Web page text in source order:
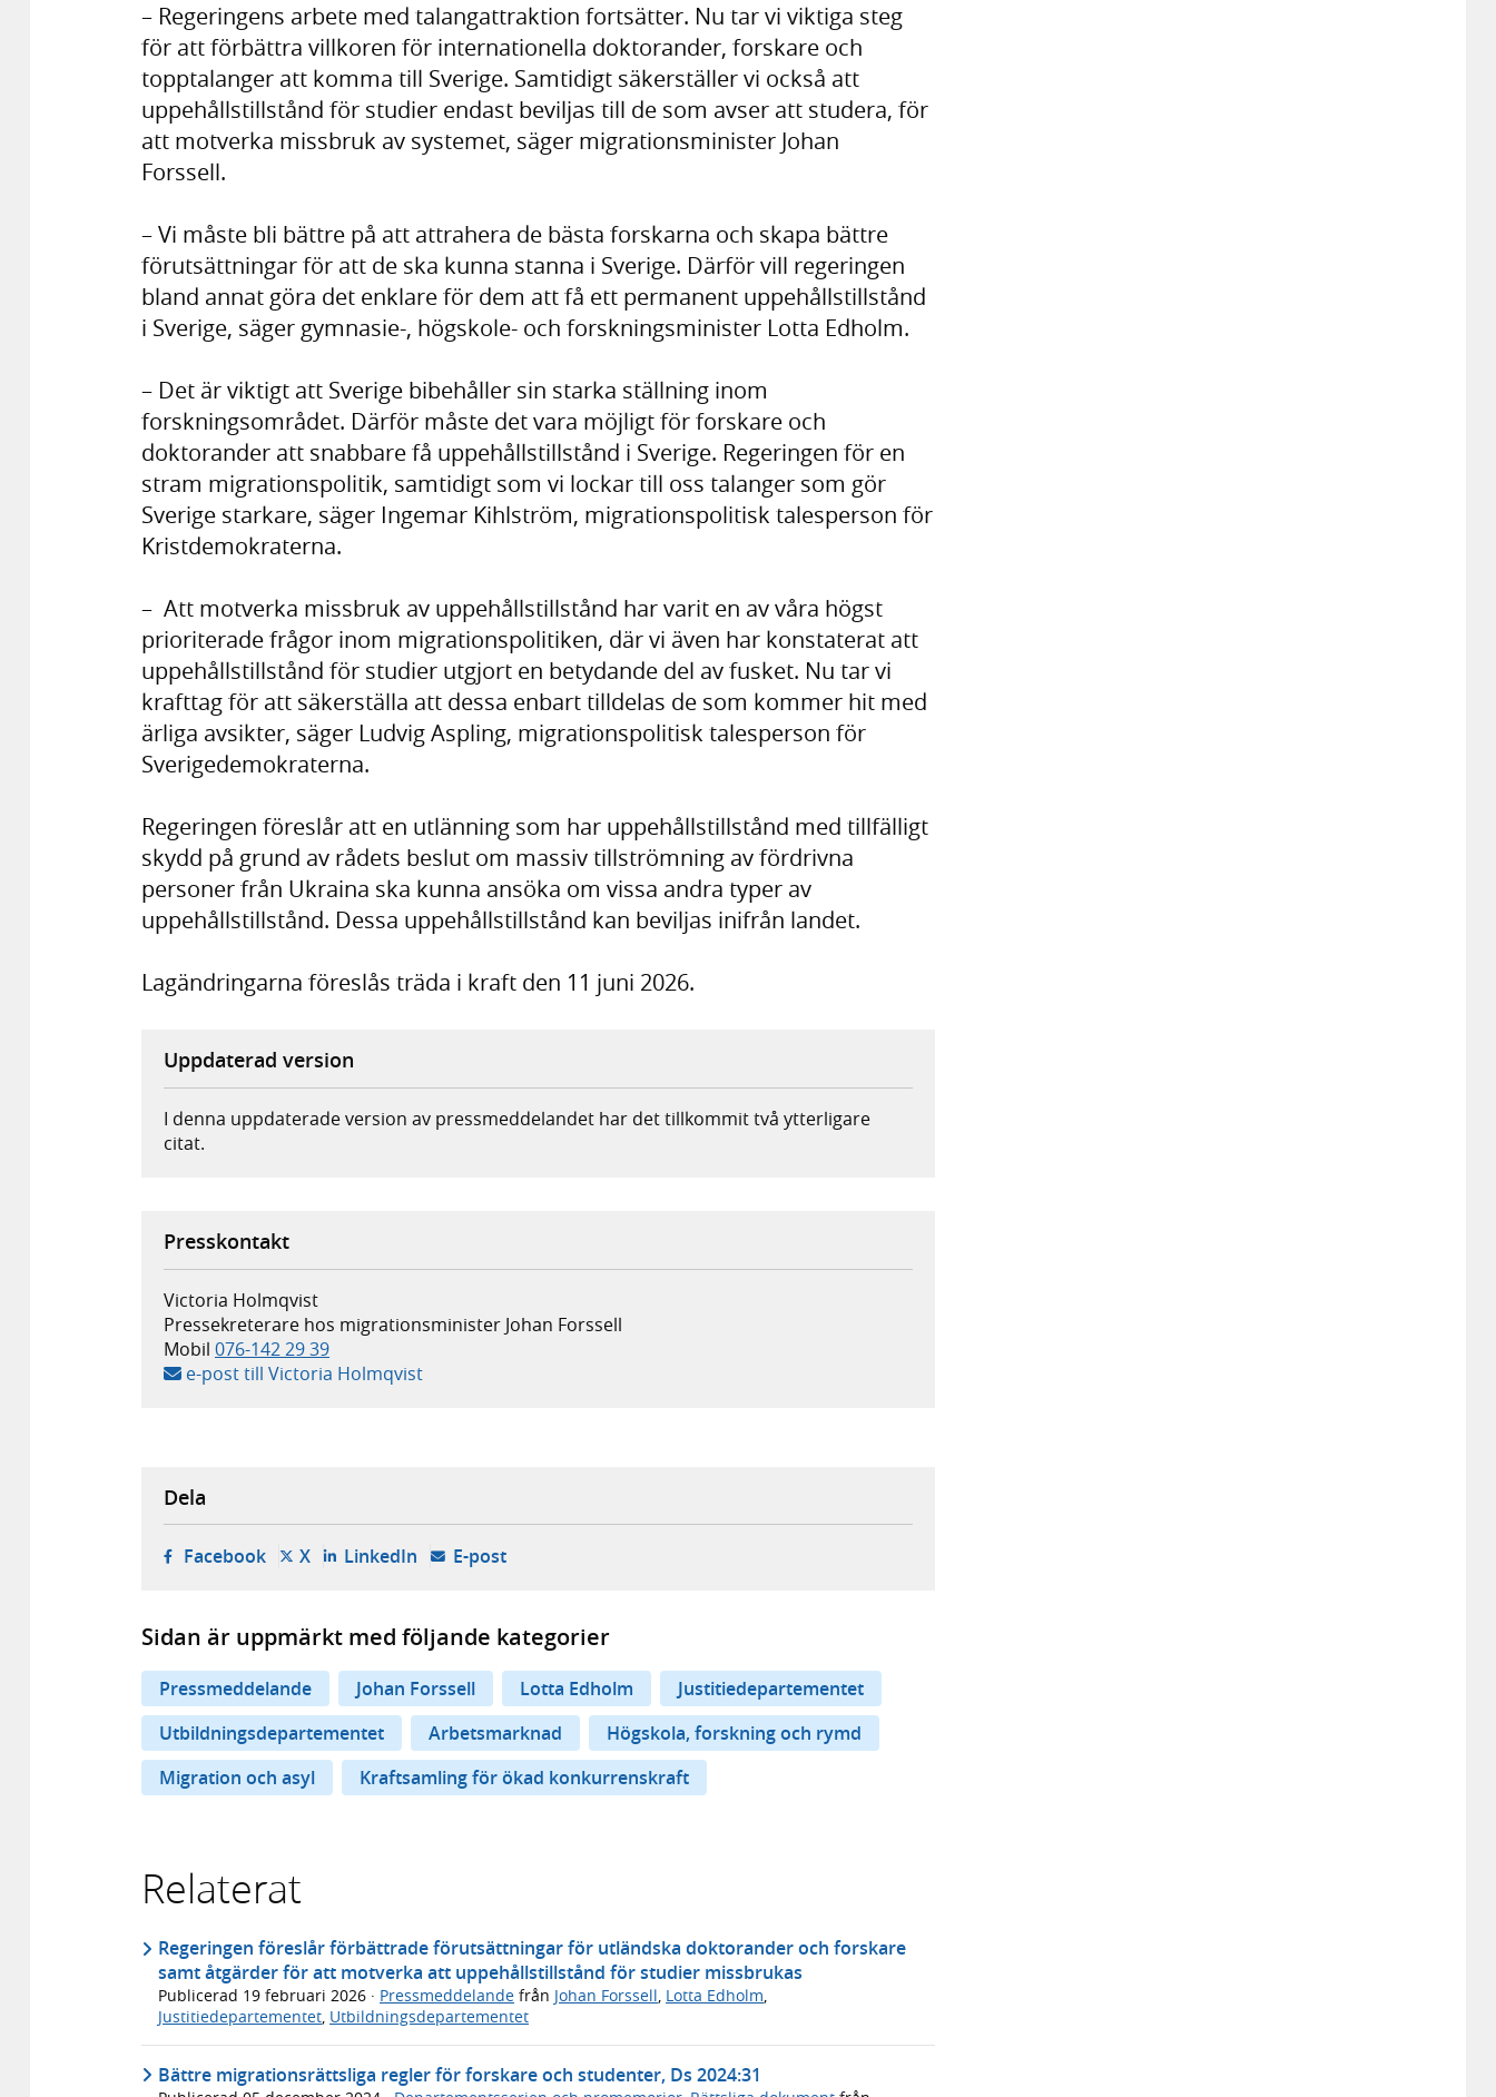
– Regeringens arbete med talangattraktion fortsätter. Nu tar vi viktiga steg
för att förbättra villkoren för internationella doktorander, forskare och
topptalanger att komma till Sverige. Samtidigt säkerställer vi också att
uppehållstillstånd för studier endast beviljas till de som avser att studera, för
att motverka missbruk av systemet, säger migrationsminister Johan
Forssell.
– Vi måste bli bättre på att attrahera de bästa forskarna och skapa bättre
förutsättningar för att de ska kunna stanna i Sverige. Därför vill regeringen
bland annat göra det enklare för dem att få ett permanent uppehållstillstånd
i Sverige, säger gymnasie-, högskole- och forskningsminister Lotta Edholm.
– Det är viktigt att Sverige bibehåller sin starka ställning inom
forskningsområdet. Därför måste det vara möjligt för forskare och
doktorander att snabbare få uppehållstillstånd i Sverige. Regeringen för en
stram migrationspolitik, samtidigt som vi lockar till oss talanger som gör
Sverige starkare, säger Ingemar Kihlström, migrationspolitisk talesperson för
Kristdemokraterna.
– Att motverka missbruk av uppehållstillstånd har varit en av våra högst
prioriterade frågor inom migrationspolitiken, där vi även har konstaterat att
uppehållstillstånd för studier utgjort en betydande del av fusket. Nu tar vi
krafttag för att säkerställa att dessa enbart tilldelas de som kommer hit med
ärliga avsikter, säger Ludvig Aspling, migrationspolitisk talesperson för
Sverigedemokraterna.
Regeringen föreslår att en utlänning som har uppehållstillstånd med tillfälligt
skydd på grund av rådets beslut om massiv tillströmning av fördrivna
personer från Ukraina ska kunna ansöka om vissa andra typer av
uppehållstillstånd. Dessa uppehållstillstånd kan beviljas inifrån landet.
Lagändringarna föreslås träda i kraft den 11 juni 2026.
Uppdaterad version
I denna uppdaterade version av pressmeddelandet har det tillkommit två ytterligare
citat.
Presskontakt
Victoria Holmqvist
Pressekreterare hos migrationsminister Johan Forssell
Mobil 076-142 29 39
e-post till Victoria Holmqvist
Dela
Facebook- öppnas i ny flik, extern webbplats,
X- öppnas i ny flik, extern webbplats,
LinkedIn- öppnas i ny flik, extern webbplats,
E-post- öppnar din e-postklient,
Sidan är uppmärkt med följande kategorier
Pressmeddelande Johan Forssell Lotta Edholm
Justitiedepartementet
Utbildningsdepartementet
Arbetsmarknad
Högskola, forskning och rymd
Migration och asyl
Kraftsamling för ökad konkurrenskraft
Relaterat
Regeringen föreslår förbättrade förutsättningar för utländska doktorander och forskare
samt åtgärder för att motverka att uppehållstillstånd för studier missbrukas
Publicerad 19 februari 2026 · Pressmeddelande från Johan Forssell, Lotta Edholm,
Justitiedepartementet, Utbildningsdepartementet
Bättre migrationsrättsliga regler för forskare och studenter, Ds 2024:31